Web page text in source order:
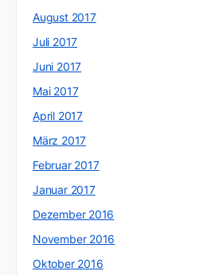
August 2017
Juli 2017
Juni 2017
Mai 2017
April 2017
März 2017
Februar 2017
Januar 2017
Dezember 2016
November 2016
Oktober 2016